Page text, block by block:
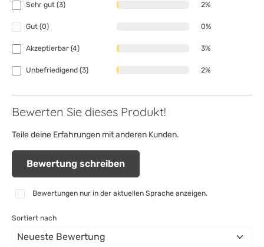
Sehr gut (3) 2%
Gut (0) 0%
Akzeptierbar (4) 3%
Unbefriedigend (3) 2%
Bewerten Sie dieses Produkt!
Teile deine Erfahrungen mit anderen Kunden.
Bewertung schreiben
Bewertungen nur in der aktuellen Sprache anzeigen.
Sortiert nach